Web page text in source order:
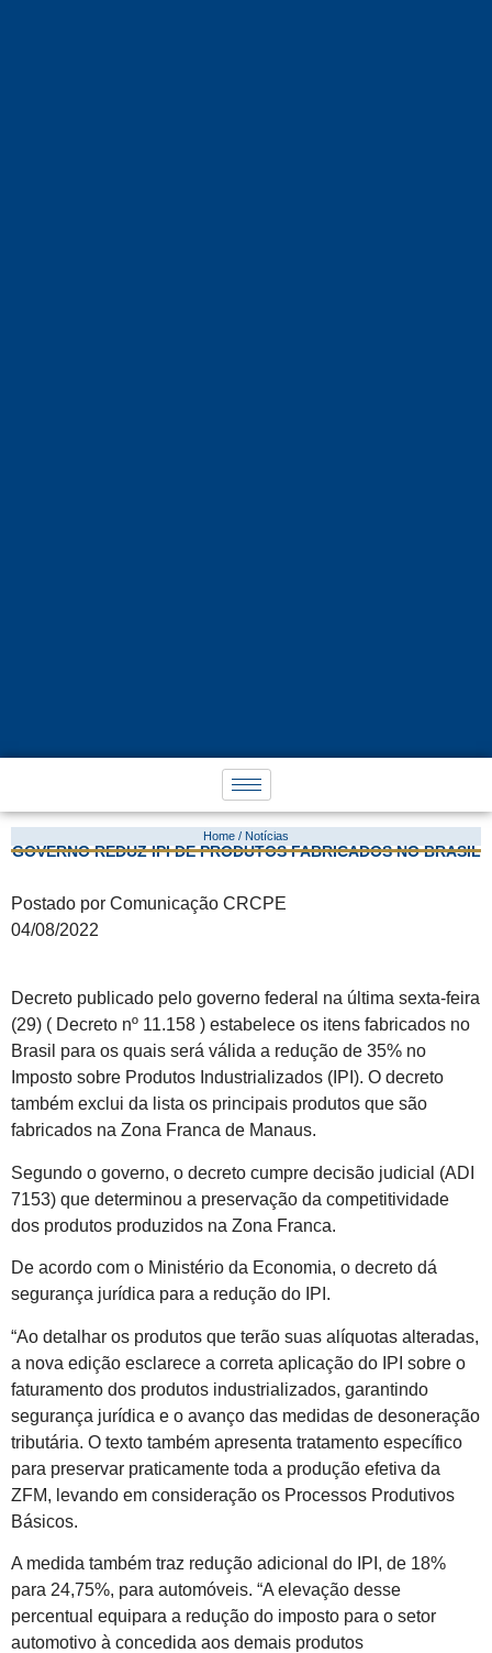
GOVERNO REDUZ IPI DE PRODUTOS FABRICADOS NO BRASIL
Home / Notícias
Postado por Comunicação CRCPE
04/08/2022
Decreto publicado pelo governo federal na última sexta-feira
(29) ( Decreto nº 11.158 ) estabelece os itens fabricados no
Brasil para os quais será válida a redução de 35% no
Imposto sobre Produtos Industrializados (IPI). O decreto
também exclui da lista os principais produtos que são
fabricados na Zona Franca de Manaus.
Segundo o governo, o decreto cumpre decisão judicial (ADI
7153) que determinou a preservação da competitividade
dos produtos produzidos na Zona Franca.
De acordo com o Ministério da Economia, o decreto dá
segurança jurídica para a redução do IPI.
“Ao detalhar os produtos que terão suas alíquotas alteradas,
a nova edição esclarece a correta aplicação do IPI sobre o
faturamento dos produtos industrializados, garantindo
segurança jurídica e o avanço das medidas de desoneração
tributária. O texto também apresenta tratamento específico
para preservar praticamente toda a produção efetiva da
ZFM, levando em consideração os Processos Produtivos
Básicos.
A medida também traz redução adicional do IPI, de 18%
para 24,75%, para automóveis. “A elevação desse
percentual equipara a redução do imposto para o setor
automotivo à concedida aos demais produtos